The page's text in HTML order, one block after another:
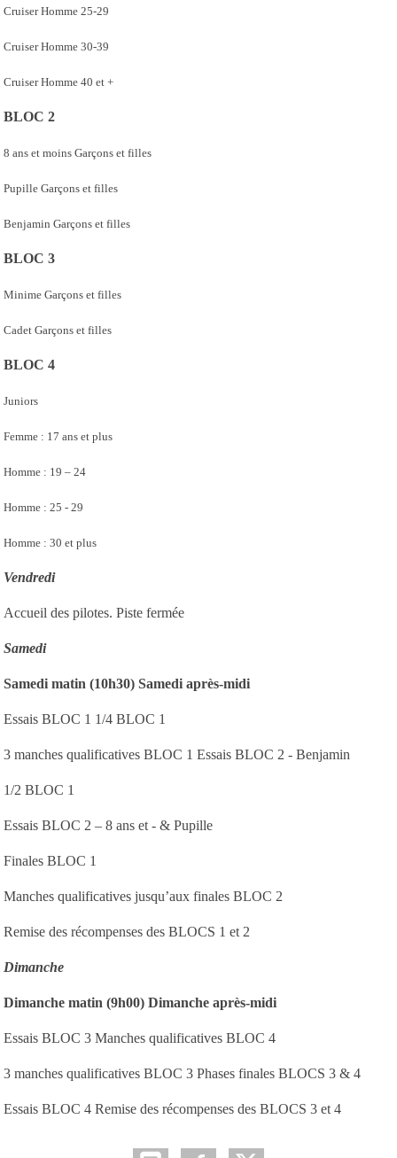
Cruiser Homme 25-29
Cruiser Homme 30-39
Cruiser Homme 40 et +
BLOC 2
8 ans et moins Garçons et filles
Pupille Garçons et filles
Benjamin Garçons et filles
BLOC 3
Minime Garçons et filles
Cadet Garçons et filles
BLOC 4
Juniors
Femme : 17 ans et plus
Homme : 19 – 24
Homme : 25 - 29
Homme : 30 et plus
Vendredi
Accueil des pilotes. Piste fermée
Samedi
Samedi matin (10h30) Samedi après-midi
Essais BLOC 1 1/4 BLOC 1
3 manches qualificatives BLOC 1 Essais BLOC 2 - Benjamin
1/2 BLOC 1
Essais BLOC 2 – 8 ans et - & Pupille
Finales BLOC 1
Manches qualificatives jusqu’aux finales BLOC 2
Remise des récompenses des BLOCS 1 et 2
Dimanche
Dimanche matin (9h00) Dimanche après-midi
Essais BLOC 3 Manches qualificatives BLOC 4
3 manches qualificatives BLOC 3 Phases finales BLOCS 3 & 4
Essais BLOC 4 Remise des récompenses des BLOCS 3 et 4